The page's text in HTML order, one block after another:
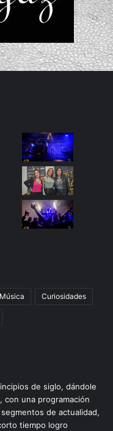
Música Curiosidades
de siglo, dándole
con una programación
de actualidad,
tiempo logro